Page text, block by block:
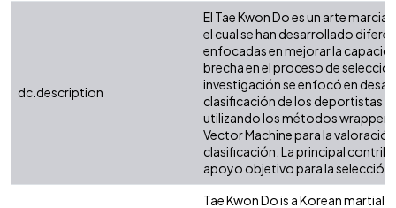
dc.description
El Tae Kwon Do es un arte
el cual se han desarrollado
enfocadas en mejorar la
brecha en el proceso de
investigación se enfocó en
clasificación de los deportistas
utilizando los métodos wrapper
Vector Machine para la
clasificación. La principal
apoyo objetivo para la selección
Tae Kwon Do is a Korean martial